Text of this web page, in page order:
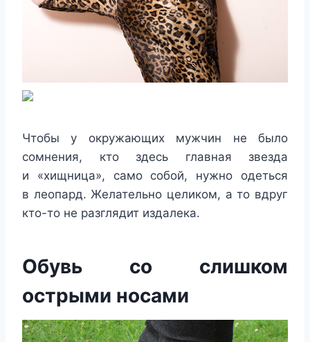
Чтобы у окружающих мужчин не было
сомнения, кто здесь главная звезда
и «хищница», само собой, нужно одеться
в леопард. Желательно целиком, а то вдруг
кто-то не разглядит издалека.
Обувь со слишком
острыми носами